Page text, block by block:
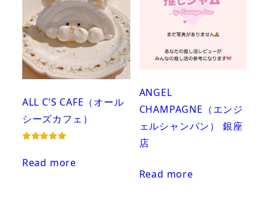
ALL C’S CAFE（オール
シーズカフェ）
out of 5
Read more
ANGEL
CHAMPAGNE（エンジ
ェルシャンパン） 銀座
店
Read more